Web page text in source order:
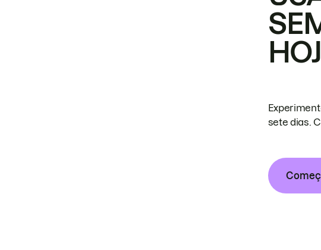
sete dias.